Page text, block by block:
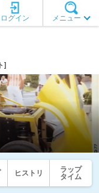
メニュー
ログイン
]
ヒストリ
ラップ
タイム